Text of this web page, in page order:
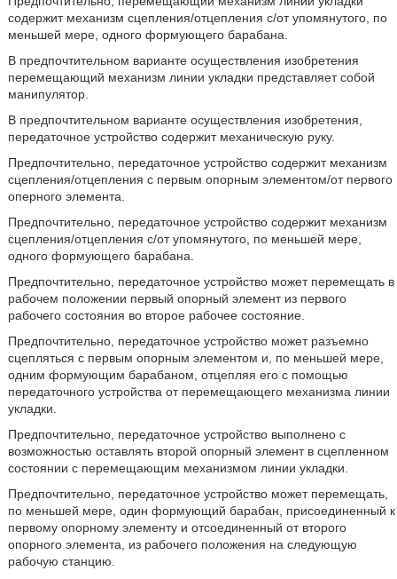
содержит механизм сцепления/отцепления с/от упомянутого, по
меньшей мере, одного формующего барабана.
В предпочтительном варианте осуществления изобретения
перемещающий механизм линии укладки представляет собой
манипулятор.
В предпочтительном варианте осуществления изобретения,
передаточное устройство содержит механическую руку.
Предпочтительно, передаточное устройство содержит механизм
сцепления/отцепления с первым опорным элементом/от первого
оперного элемента.
Предпочтительно, передаточное устройство содержит механизм
сцепления/отцепления с/от упомянутого, по меньшей мере,
одного формующего барабана.
Предпочтительно, передаточное устройство может перемещать в
рабочем положении первый опорный элемент из первого
рабочего состояния во второе рабочее состояние.
Предпочтительно, передаточное устройство может разъемно
сцепляться с первым опорным элементом и, по меньшей мере,
одним формующим барабаном, отцепляя его с помощью
передаточного устройства от перемещающего механизма линии
укладки.
Предпочтительно, передаточное устройство выполнено с
возможностью оставлять второй опорный элемент в сцепленном
состоянии с перемещающим механизмом линии укладки.
Предпочтительно, передаточное устройство может перемещать,
по меньшей мере, один формующий барабан, присоединенный к
первому опорному элементу и отсоединенный от второго
опорного элемента, из рабочего положения на следующую
рабочую станцию.